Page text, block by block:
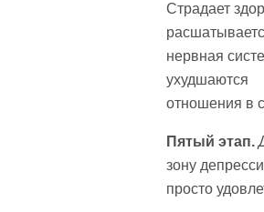
Страдает
нервная
ухудшаются
отношения в
Пятый этап.
зону
просто